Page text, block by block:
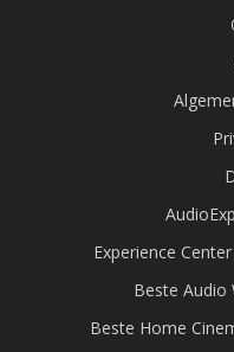
Experience
Beste Audio
Beste Home